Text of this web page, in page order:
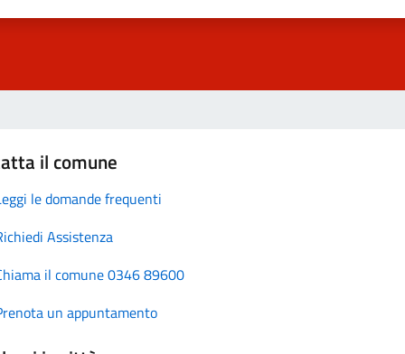
il comune
le domande frequenti
Assistenza
il comune 0346 89600
un appuntamento